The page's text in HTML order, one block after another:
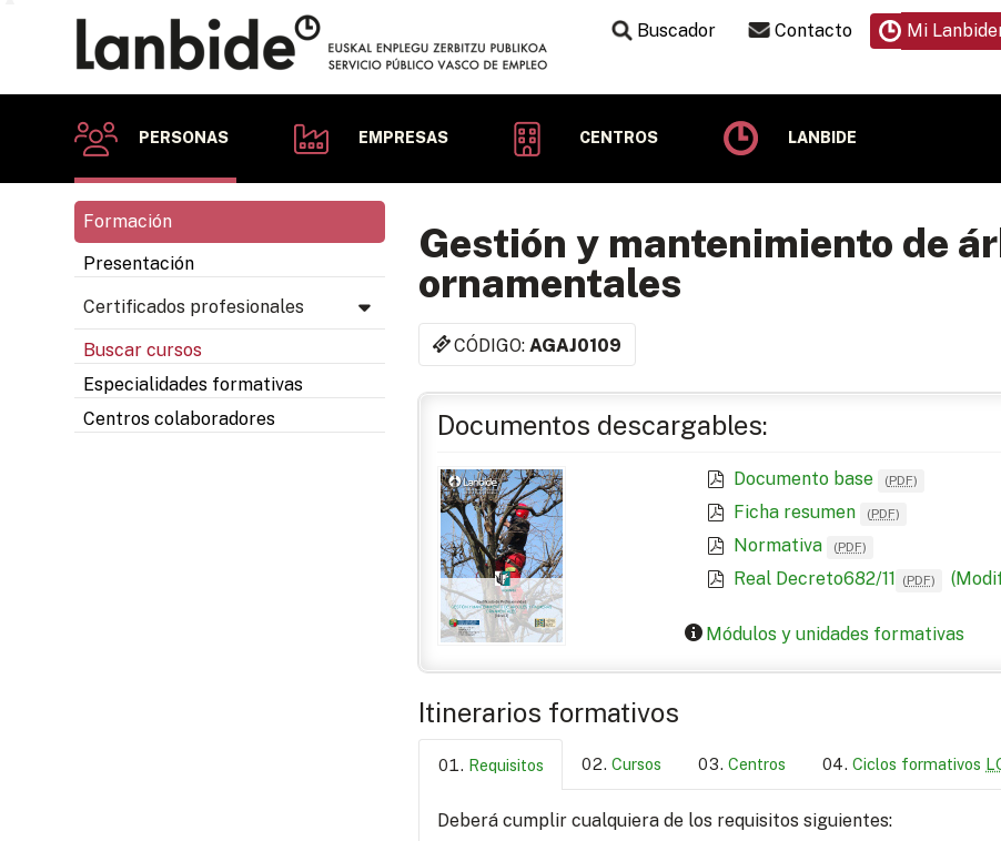
Buscador Contacto Mi
PERSONAS EMPRESAS CENTROS LANBIDE
Formación
Presentación
Certificados profesionales
Buscar cursos
Especialidades formativas
Centros colaboradores
Gestión y mantenimiento de
ornamentales
CÓDIGO:AGAJ0109
Documentos descargables:
Documento base (PDF)
Ficha resumen (PDF)
Normativa (PDF)
Real Decreto682/11 (PDF)
Módulos y unidades formativas
Itinerarios formativos
Requisitos Cursos Centros Ciclos formativos
Deberá cumplir cualquiera de los requisitos siguientes: